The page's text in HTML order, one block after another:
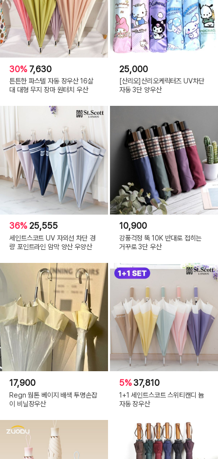
30% 7,630
튼튼한 파스텔 자동 장우산 16살
대 대형 무지 장마 원터치 우산
25,000
[산리오]산리오케릭터즈 UV차단
자동 3단 양우산
36% 25,555
세인트스코트 UV 자외선 차단 경
량 포인트라인 암막 양산 우양산
10,900
강풍걱정 뚝 10K 반대로 접히는
거꾸로 3단 우산
17,900
Regn 웜톤 베이지 배색 투명손잡
이 비닐장우산
5%37,810
1+1 세인트스코트 스위티캔디 늄
자동 장우산